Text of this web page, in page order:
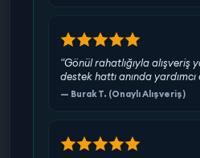
"Gönül rahatlığıyla alışveriş
destek hattı anında
— Burak T. (Onaylı Alışveriş)